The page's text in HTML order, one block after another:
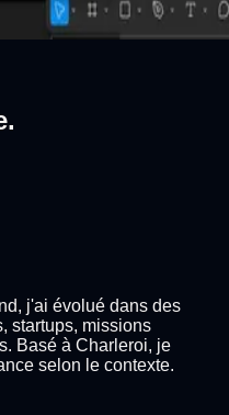
j'ai évolué dans des
startups, missions
Basé à Charleroi, je
selon le contexte.